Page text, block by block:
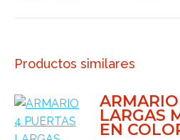
Productos similares
LARGAS
EN